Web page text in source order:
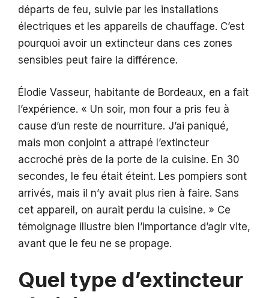
départs de feu, suivie par les installations
électriques et les appareils de chauffage. C’est
pourquoi avoir un extincteur dans ces zones
sensibles peut faire la différence.
Élodie Vasseur, habitante de Bordeaux, en a fait
l’expérience. « Un soir, mon four a pris feu à
cause d’un reste de nourriture. J’ai paniqué,
mais mon conjoint a attrapé l’extincteur
accroché près de la porte de la cuisine. En 30
secondes, le feu était éteint. Les pompiers sont
arrivés, mais il n’y avait plus rien à faire. Sans
cet appareil, on aurait perdu la cuisine. » Ce
témoignage illustre bien l’importance d’agir vite,
avant que le feu ne se propage.
Quel type d’extincteur